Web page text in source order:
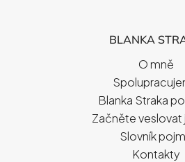
BLANKA
O mně
Blanka Straka
Začněte veslovat
Slovník
Kontakty